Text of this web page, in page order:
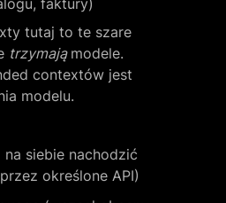
faktury)
tutaj to te szare
trzymają modele.
contextów jest
modelu.
siebie nachodzić
określone API)